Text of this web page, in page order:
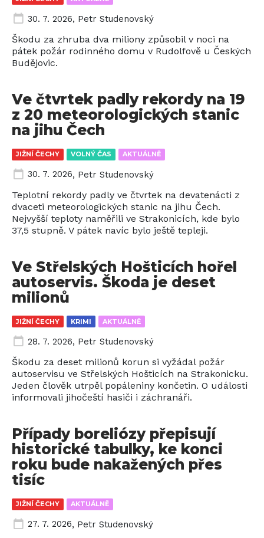
30. 7. 2026, Petr Studenovský
Škodu za zhruba dva miliony způsobil v noci na
pátek požár rodinného domu v Rudolfově u Českých
Budějovic.
JIŽNÍ ČECHY VOLNÝ ČAS AKTUÁLNĚ
Ve čtvrtek padly rekordy na 19
z 20 meteorologických stanic
na jihu Čech
30. 7. 2026, Petr Studenovský
Teplotní rekordy padly ve čtvrtek na devatenácti z
dvaceti meteorologických stanic na jihu Čech.
Nejvyšší teploty naměřili ve Strakonicích, kde bylo
37,5 stupně. V pátek navíc bylo ještě tepleji.
JIŽNÍ ČECHY KRIMI AKTUÁLNĚ
Ve Střelských Hošticích hořel
autoservis. Škoda je deset
milionů
28. 7. 2026, Petr Studenovský
Škodu za deset milionů korun si vyžádal požár
autoservisu ve Střelských Hošticích na Strakonicku.
Jeden člověk utrpěl popáleniny končetin. O události
informovali jihočeští hasiči i záchranáři.
JIŽNÍ ČECHY AKTUÁLNĚ
Případy boreliózy přepisují
historické tabulky, ke konci
roku bude nakažených přes
tisíc
27. 7. 2026, Petr Studenovský